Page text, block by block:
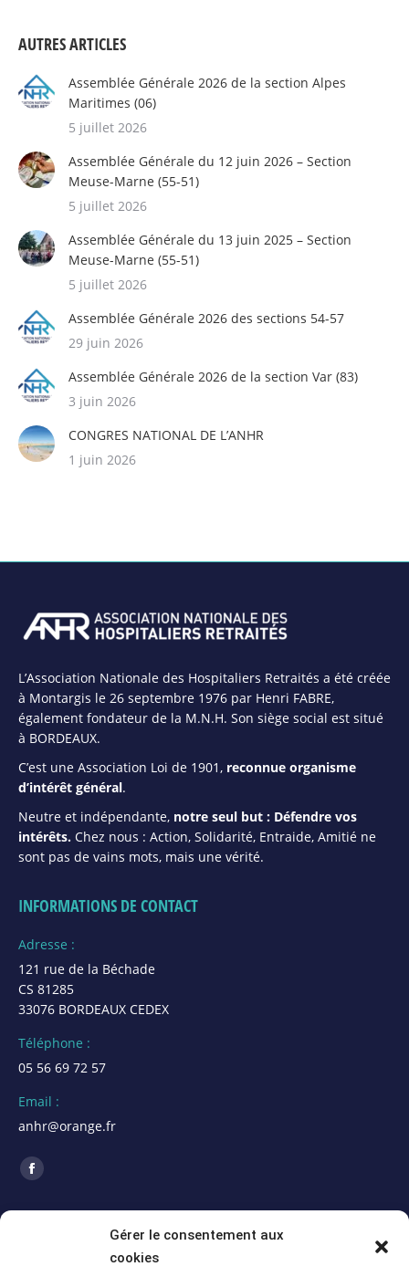
Gérer le consentement aux
cookies
AUTRES ARTICLES
Assemblée Générale 2026 de la section Alpes
Maritimes (06)
5 juillet 2026
Assemblée Générale du 12 juin 2026 – Section
Meuse-Marne (55-51)
5 juillet 2026
Assemblée Générale du 13 juin 2025 – Section
Meuse-Marne (55-51)
5 juillet 2026
Assemblée Générale 2026 des sections 54-57
29 juin 2026
Assemblée Générale 2026 de la section Var (83)
3 juin 2026
CONGRES NATIONAL DE L’ANHR
1 juin 2026
L’Association Nationale des Hospitaliers Retraités a été créée
à Montargis le 26 septembre 1976 par Henri FABRE,
également fondateur de la M.N.H. Son siège social est situé
à BORDEAUX.
C’est une Association Loi de 1901, reconnue organisme
d’intérêt général.
Neutre et indépendante, notre seul but : Défendre vos
intérêts. Chez nous : Action, Solidarité, Entraide, Amitié ne
sont pas de vains mots, mais une vérité.
INFORMATIONS DE CONTACT
Adresse :
121 rue de la Béchade
CS 81285
33076 BORDEAUX CEDEX
Téléphone :
05 56 69 72 57
Email :
anhr@orange.fr
Trouvez nous sur :
La
Assemblée Générale 2026 de la section Alpes